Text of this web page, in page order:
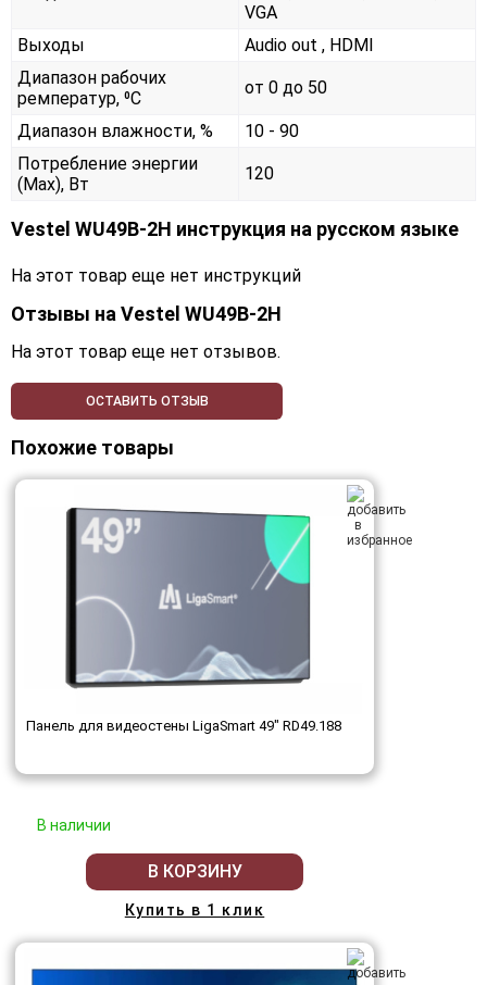
VGA
Выходы
Audio out , HDMI
Диапазон рабочих
ремператур, ⁰С
от 0 до 50
Диапазон влажности, %
10 - 90
Потребление энергии
(Max), Вт
120
Vestel WU49B-2H инструкция на русском языке
На этот товар еще нет инструкций
Отзывы наVestel WU49B-2H
На этот товар еще нет отзывов.
ОСТАВИТЬ ОТЗЫВ
Похожие товары
Панель для видеостены LigaSmart 49" RD49.188
В наличии
В КОРЗИНУ
Купить в 1 клик